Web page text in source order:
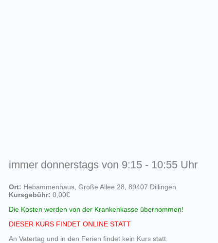
immer donnerstags von 9:15 - 10:55 Uhr
Ort: Hebammenhaus, Große Allee 28, 89407 Dillingen
Kursgebühr: 0,00€
Die Kosten werden von der Krankenkasse übernommen!
DIESER KURS FINDET ONLINE STATT
An Vatertag und in den Ferien findet kein Kurs statt.